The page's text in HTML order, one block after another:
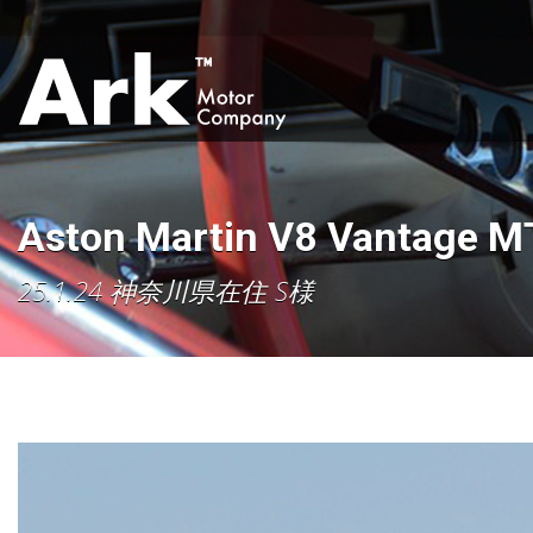
Aston Martin V8 Vantage
25.1.24 神奈川県在住 S様